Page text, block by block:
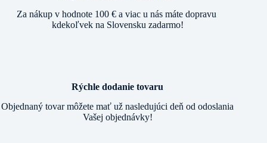
Za nákup v hodnote 100 € a viac u nás máte dopravu
kdekoľvek na Slovensku zadarmo!
Rýchle dodanie tovaru
Objednaný tovar môžete mať už nasledujúci deň od odoslania
Vašej objednávky!